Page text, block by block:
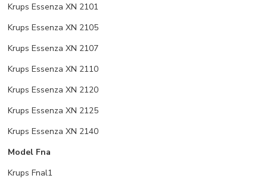
Krups Essenza XN 2101
Krups Essenza XN 2105
Krups Essenza XN 2107
Krups Essenza XN 2110
Krups Essenza XN 2120
Krups Essenza XN 2125
Krups Essenza XN 2140
Model Fna
Krups Fnal1